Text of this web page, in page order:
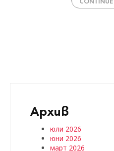
Архив
юли 2026
юни 2026
март 2026